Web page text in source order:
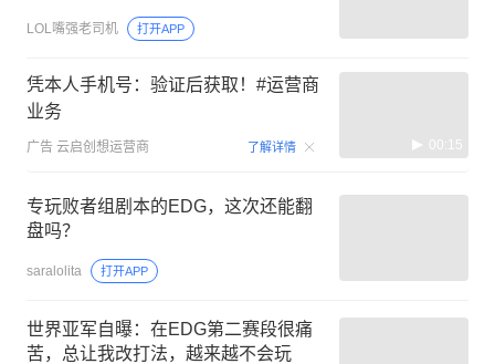
LOL嘴强老司机 打开APP
凭本人手机号：验证后获取！#运营商
业务
广告 云启创想运营商 了解详情 00:15
专玩败者组剧本的EDG，这次还能翻
盘吗？
saralolita 打开APP
世界亚军自曝：在EDG第二赛段很痛
苦，总让我改打法，越来越不会玩